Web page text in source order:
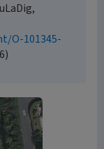
O-101345-